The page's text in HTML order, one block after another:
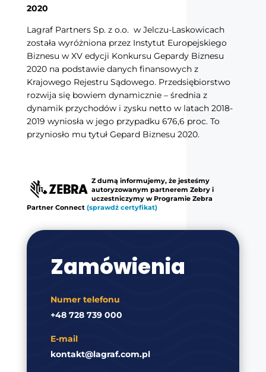
2020
Lagraf Partners Sp. z o.o. w Jelczu-Laskowicach
została wyróżniona przez Instytut Europejskiego
Biznesu w XV edycji Konkursu Gepardy Biznesu
2020 na podstawie danych finansowych z
Krajowego Rejestru Sądowego. Przedsiębiorstwo
rozwija się bowiem dynamicznie – średnia z
dynamik przychodów i zysku netto w latach 2018-
2019 wyniosła w jego przypadku 676,6 proc. To
przyniosło mu tytuł Gepard Biznesu 2020.
Z dumą informujemy, że jesteśmy
autoryzowanym partnerem Zebry i
uczestniczymy w Programie Zebra
Partner Connect (sprawdź certyfikat)
Zamówienia
Numer telefonu
+48 728 739 000
E-mail
kontakt@lagraf.com.pl